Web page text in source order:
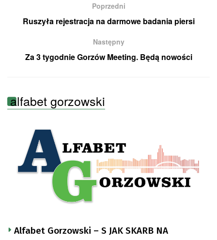
Poprzedni
Ruszyła rejestracja na darmowe badania piersi
Następny
Za 3 tygodnie Gorzów Meeting. Będą nowości
alfabet gorzowski
Alfabet Gorzowski – S JAK SKARB NA